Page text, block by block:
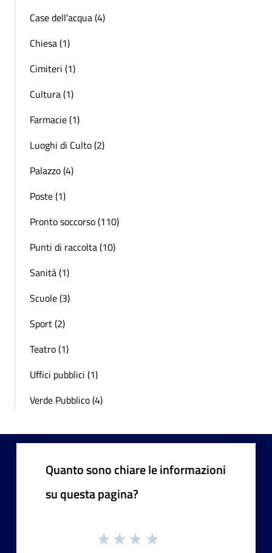
Case dell'acqua (4)
Chiesa (1)
Cimiteri (1)
Cultura (1)
Farmacie (1)
Luoghi di Culto (2)
Palazzo (4)
Poste (1)
Pronto soccorso (110)
Punti di raccolta (10)
Sanità (1)
Scuole (3)
Sport (2)
Teatro (1)
Uffici pubblici (1)
Verde Pubblico (4)
Quanto sono chiare le informazioni
su questa pagina?